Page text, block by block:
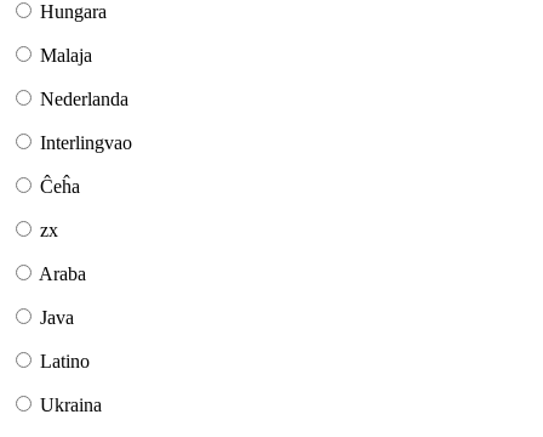
Hungara
Malaja
Nederlanda
Interlingvao
Ĉeĥa
zx
Araba
Java
Latino
Ukraina